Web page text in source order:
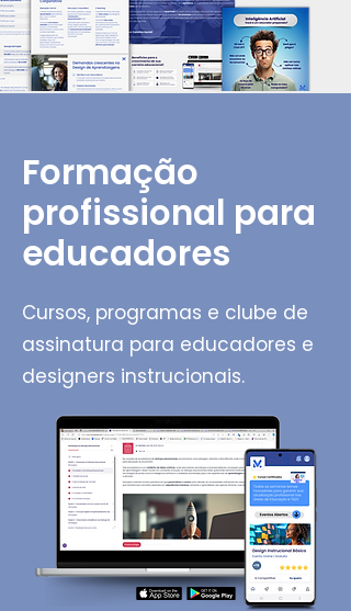
Formação
profissional para
educadores
Cursos, programas e clube de
assinatura para educadores e
designers instrucionais.